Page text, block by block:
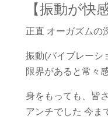
【振動が快
正直 オーガズムの
振動(バイブレーシ
限界があると常々
身をもっても、皆
アンチでした 今ま